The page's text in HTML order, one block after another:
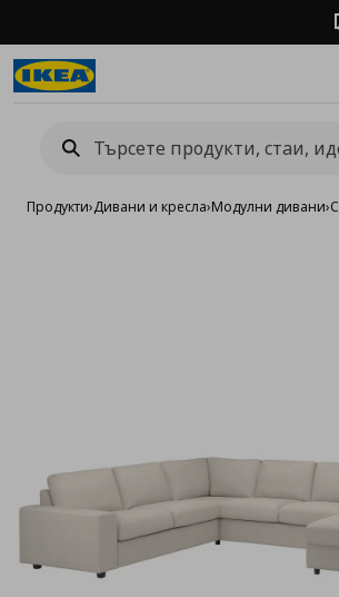
Продукти›Дивани и кресла›Модулни дивани›